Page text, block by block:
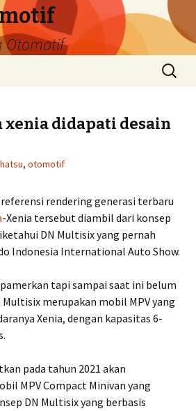
Otomotif
Search
for:
xenia didapati desain
, otomotif
rendering generasi terbaru
-Xenia tersebut diambil dari konsep
DN Multisix yang pernah
Indonesia International Auto Show.
tapi sampai saat ini belum
merupakan mobil MPV yang
Xenia, dengan kapasitas 6-
pada tahun 2021 akan
MPV Compact Minivan yang
DN Multisix yang berbasis